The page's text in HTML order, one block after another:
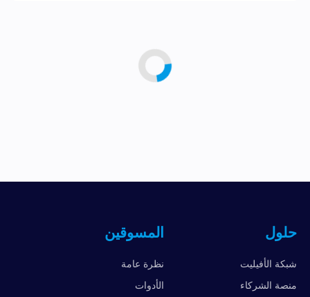
حلول
شبكة الأفيليت
منصة الشركاء
المسوقين
نظرة عامة
الأدوات